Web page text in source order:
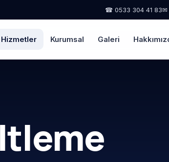
☎ 0533 304 41 83✉
Hizmetler Kurumsal Galeri